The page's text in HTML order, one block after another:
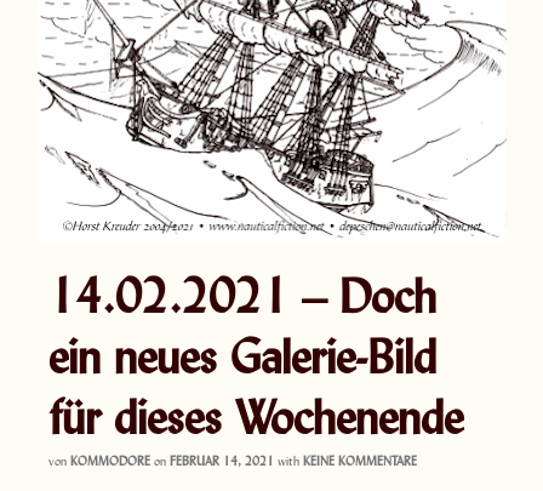
14.02.2021 – Doch
ein neues Galerie-Bild
für dieses Wochenende
von KOMMODORE on FEBRUAR 14, 2021 with KEINE KOMMENTARE